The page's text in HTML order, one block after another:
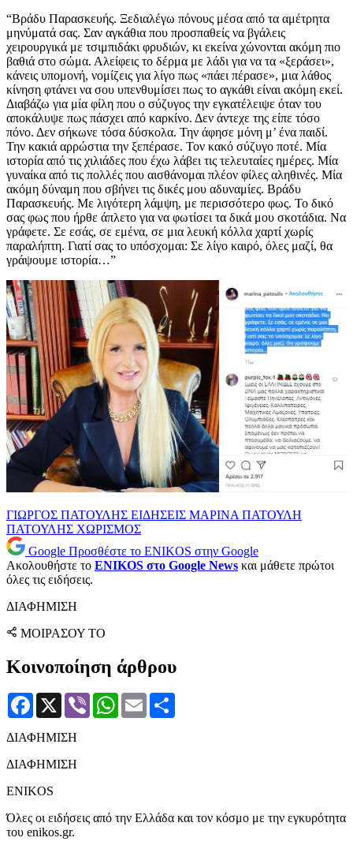
“Βράδυ Παρασκευής. Ξεδιαλέγω πόνους μέσα από τα αμέτρητα
μηνύματά σας. Σαν αγκάθια που προσπαθείς να βγάλεις
χειρουργικά με τσιμπιδάκι φρυδιών, κι εκείνα χώνονται ακόμη πιο
βαθιά στο σώμα. Αλείφεις το δέρμα με λάδι για να τα «ξεράσει»,
κάνεις υπομονή, νομίζεις για λίγο πως «πάει πέρασε», μια λάθος
κίνηση φτάνει να σου υπενθυμίσει πως το αγκάθι είναι ακόμη εκεί.
Διαβάζω για μία φίλη που ο σύζυγος την εγκατέλειψε όταν του
αποκάλυψε πως πάσχει από καρκίνο. Δεν άντεχε της είπε τόσο
πόνο. Δεν σήκωνε τόσα δύσκολα. Την άφησε μόνη μ’ ένα παιδί.
Την κακιά αρρώστια την ξεπέρασε. Τον κακό σύζυγο ποτέ. Μία
ιστορία από τις χιλιάδες που έχω λάβει τις τελευταίες ημέρες. Μία
γυναίκα από τις πολλές που αισθάνομαι πλέον φίλες αληθινές. Μία
ακόμη δύναμη που σβήνει τις δικές μου αδυναμίες. Βράδυ
Παρασκευής. Με λιγότερη λάμψη, με περισσότερο φως. Το δικό
σας φως που ήρθε άπλετο για να φωτίσει τα δικά μου σκοτάδια. Να
γράφετε. Σε εσάς, σε εμένα, σε μια λευκή κόλλα χαρτί χωρίς
παραλήπτη. Γιατί σας το υπόσχομαι: Σε λίγο καιρό, όλες μαζί, θα
γράψουμε ιστορία…”
ΓΙΩΡΓΟΣ ΠΑΤΟΥΛΗΣ ΕΙΔΗΣΕΙΣ ΜΑΡΙΝΑ ΠΑΤΟΥΛΗ
ΠΑΤΟΥΛΗΣ ΧΩΡΙΣΜΟΣ
Google Προσθέστε το ENIKOS στην Google
Ακολουθήστε το ENIKOS στο Google News και μάθετε πρώτοι
όλες τις ειδήσεις.
ΔΙΑΦΗΜΙΣΗ
ΜΟΙΡΑΣΟΥ ΤΟ
Κοινοποίηση άρθρου
Facebook
X Viber WhatsApp
Email
ΔΙΑΦΗΜΙΣΗ
ΔΙΑΦΗΜΙΣΗ
ENIKOS
Όλες οι ειδήσεις από την Ελλάδα και τον κόσμο με την εγκυρότητα
του enikos.gr.